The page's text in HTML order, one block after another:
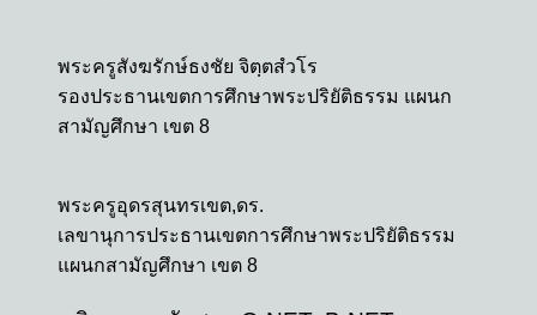
พระครูสังฆรักษ์ธงชัย จิตฺตสํวโร
รองประธานเขตการศึกษาพระปริยัติธรรม แผนก
สามัญศึกษา เขต 8
พระครูอุดรสุนทรเขต,ดร.
เลขานุการประธานเขตการศึกษาพระปริยัติธรรม
แผนกสามัญศึกษา เขต 8